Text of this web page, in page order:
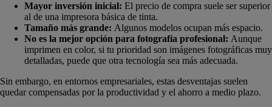
Mayor inversión inicial: El precio de compra suele ser superior
al de una impresora básica de tinta.
Tamaño más grande: Algunos modelos ocupan más espacio.
No es la mejor opción para fotografía profesional: Aunque
imprimen en color, si tu prioridad son imágenes fotográficas muy
detalladas, puede que otra tecnología sea más adecuada.
Sin embargo, en entornos empresariales, estas desventajas suelen
quedar compensadas por la productividad y el ahorro a medio plazo.